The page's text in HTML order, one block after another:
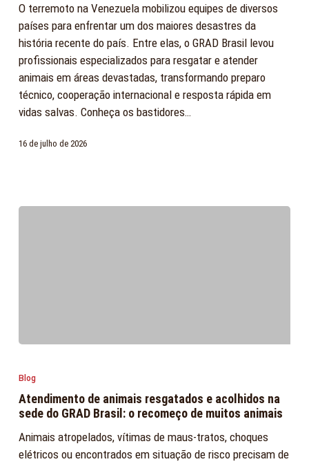
missão
do
GRAD
Brasil
que
resgatou
mais
170
O terremoto na Venezuela mobilizou equipes de diversos
países para enfrentar um dos maiores desastres da
história recente do país. Entre elas, o GRAD Brasil levou
profissionais especializados para resgatar e atender
animais em áreas devastadas, transformando preparo
técnico, cooperação internacional e resposta rápida em
vidas salvas. Conheça os bastidores…
16 de julho de 2026
animais
resgatados
e
acolhidos
na
Blog
Atendimento de animais resgatados e acolhidos na
sede do GRAD Brasil: o recomeço de muitos animais
Animais atropelados, vítimas de maus-tratos, choques
elétricos ou encontrados em situação de risco precisam de